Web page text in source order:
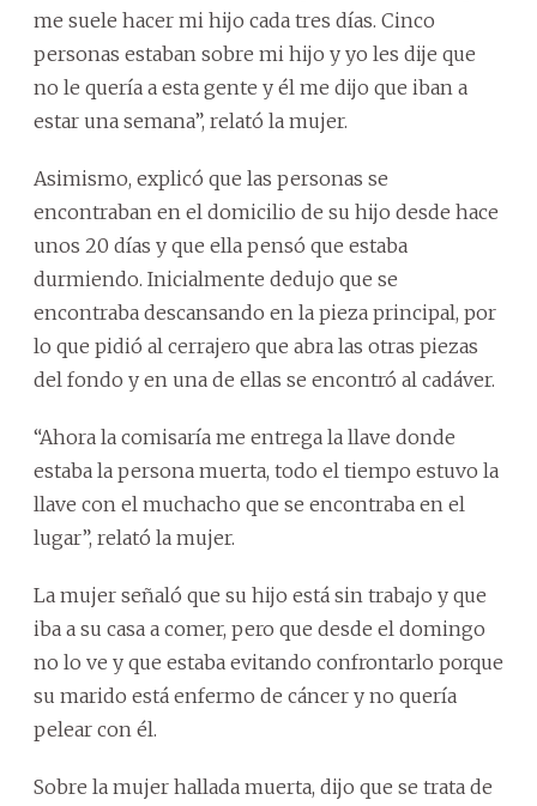
me suele hacer mi hijo cada tres días. Cinco
personas estaban sobre mi hijo y yo les dije que
no le quería a esta gente y él me dijo que iban a
estar una semana”, relató la mujer.
Asimismo, explicó que las personas se
encontraban en el domicilio de su hijo desde hace
unos 20 días y que ella pensó que estaba
durmiendo. Inicialmente dedujo que se
encontraba descansando en la pieza principal, por
lo que pidió al cerrajero que abra las otras piezas
del fondo y en una de ellas se encontró al cadáver.
“Ahora la comisaría me entrega la llave donde
estaba la persona muerta, todo el tiempo estuvo la
llave con el muchacho que se encontraba en el
lugar”, relató la mujer.
La mujer señaló que su hijo está sin trabajo y que
iba a su casa a comer, pero que desde el domingo
no lo ve y que estaba evitando confrontarlo porque
su marido está enfermo de cáncer y no quería
pelear con él.
Sobre la mujer hallada muerta, dijo que se trata de